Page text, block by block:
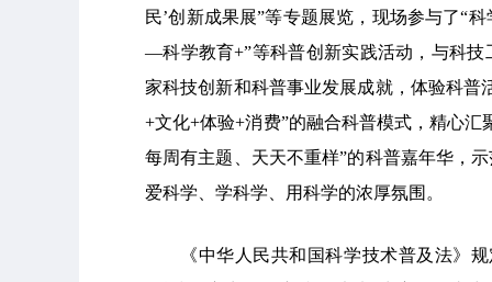
民’创新成果展”等专题展览，现场参与了“
—科学教育+”等科普创新实践活动，与科
家科技创新和科普事业发展成就，体验科普
+文化+体验+消费”的融合科普模式，精心
每周有主题、天天不重样”的科普嘉年华，
爱科学、学科学、用科学的浓厚氛围。
《中华人民共和国科学技术普及法》